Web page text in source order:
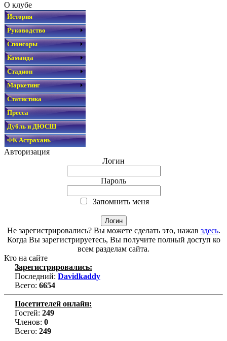
О клубе
История
Руководство
Спонсоры
Команда
Стадион
Маркетинг
Статистика
Пресса
Дубль и ДЮСШ
ФК Астрахань
Авторизация
Логин
Пароль
Запомнить меня
Не зарегистрировались? Вы можете сделать это, нажав здесь.
Когда Вы зарегистрируетесь, Вы получите полный доступ ко
всем разделам сайта.
Кто на сайте
Зарегистрировались:
Последний: Davidkaddy
Всего: 6654
Посетителей онлайн:
Гостей: 249
Членов: 0
Всего: 249